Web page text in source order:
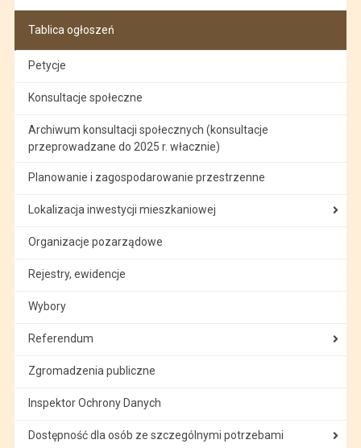
Tablica ogłoszeń
Petycje
Konsultacje społeczne
Archiwum konsultacji społecznych (konsultacje
przeprowadzane do 2025 r. włacznie)
Planowanie i zagospodarowanie przestrzenne
Lokalizacja inwestycji mieszkaniowej
Organizacje pozarządowe
Rejestry, ewidencje
Wybory
Referendum
Zgromadzenia publiczne
Inspektor Ochrony Danych
Dostępność dla osób ze szczególnymi potrzebami